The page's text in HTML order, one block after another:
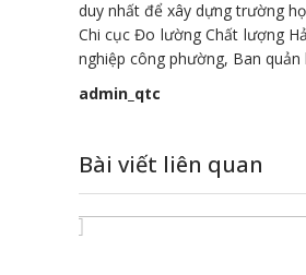
duy nhất để xây dựng trường
Chi cục Đo lường Chất lượng
nghiệp công phường, Ban
admin_qtc
Bài viết liên quan